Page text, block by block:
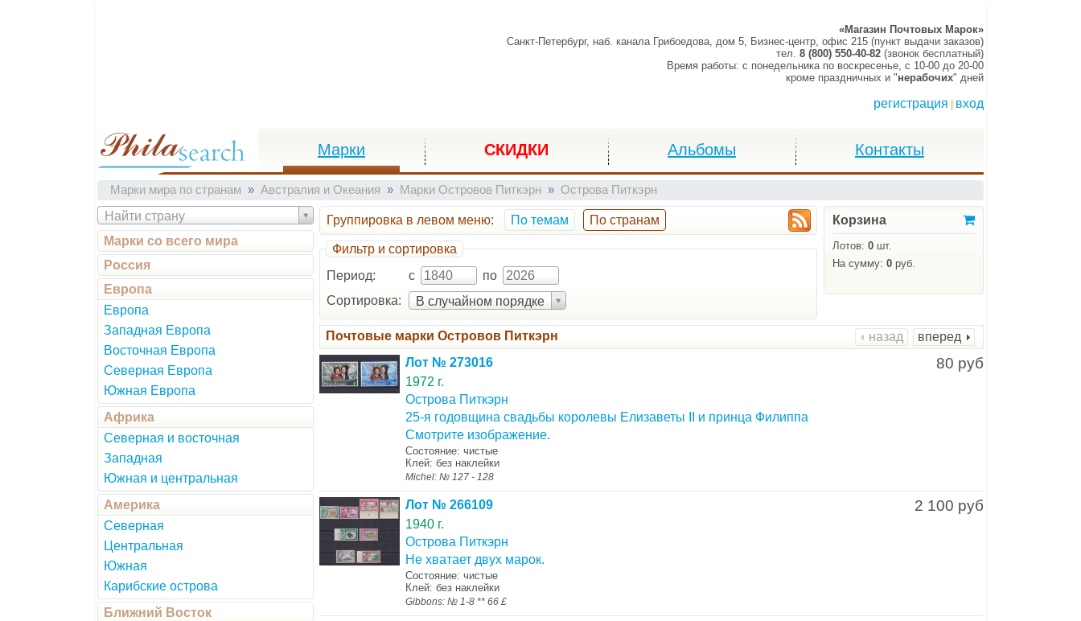
«Магазин Почтовых Марок»
Санкт-Петербург, наб. канала Грибоедова, дом 5, Бизнес-центр, офис 215 (пункт выдачи заказов)
тел. 8 (800) 550-40-82 (звонок бесплатный)
Время работы: c понедельника по воскресенье, c 10-00 до 20-00
кроме праздничных и "нерабочих" дней
регистрация вход
Марки СКИДКИ Альбомы Контакты
Марки мира по странам Австралия и Океания Марки Островов Питкэрн Острова Питкэрн
Найти страну
Марки со всего мира
Россия
Европа
Европа
Западная Европа
Восточная Европа
Северная Европа
Южная Европа
Африка
Северная и восточная
Западная
Южная и центральная
Америка
Северная
Центральная
Южная
Карибские острова
Ближний Восток
Корзина
Лотов:0 шт.
На сумму:0 руб.
Группировка в левом меню: По темам По странам
Фильтр и сортировка
Период:
с
по
Сортировка:
В случайном порядке
назад вперед
Почтовые марки Островов Питкэрн
80 руб
Лот № 273016
1972 г.
Острова Питкэрн
25-я годовщина свадьбы королевы Елизаветы II и принца Филиппа
Смотрите изображение.
Состояние: чистые
Клей: без наклейки
Michel: № 127 - 128
2 100 руб
Лот № 266109
1940 г.
Острова Питкэрн
Не хватает двух марок.
Состояние: чистые
Клей: без наклейки
Gibbons: № 1-8 ** 66 £